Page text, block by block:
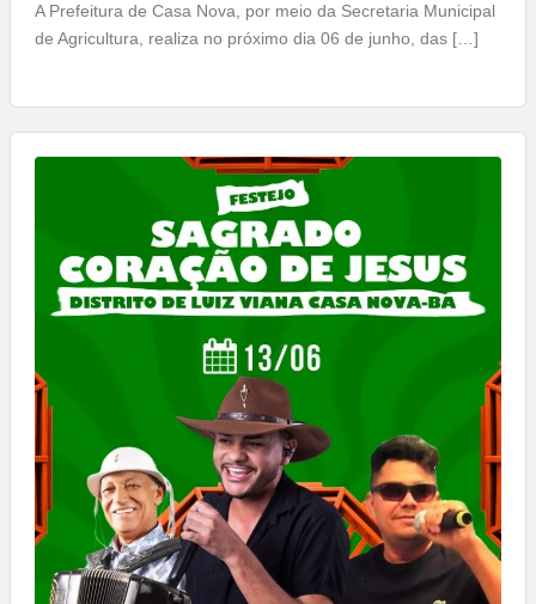
A Prefeitura de Casa Nova, por meio da Secretaria Municipal
de Agricultura, realiza no próximo dia 06 de junho, das […]